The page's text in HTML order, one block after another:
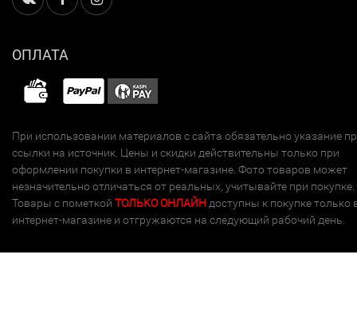
ОПЛАТА
При использовании материалов с сайта обязательно указание
ссылки на источник. Цены и скидки действительны только при
оформлении покупки в интернет-магазине. Фото товаров может
незначительно отличаться от реальных, учитывайте при покупке.
Товары с пометкой ТОЛЬКО ОНЛАЙН доступны к покупке только
интернет-магазине и отгружаются на следующий рабочий день.